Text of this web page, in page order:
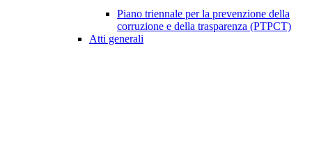
Piano triennale per la prevenzione della
corruzione e della trasparenza (PTPCT)
Atti generali